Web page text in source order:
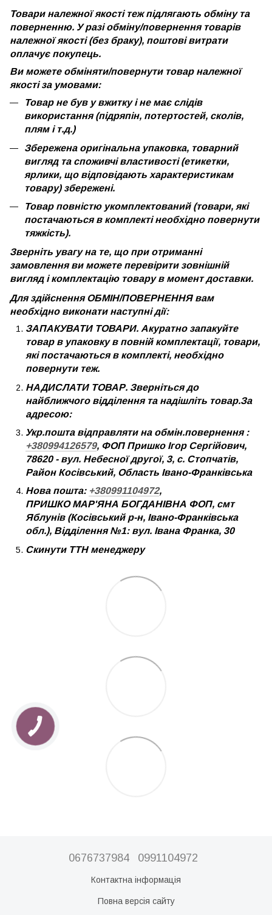
Товари належної якості теж підлягають обміну та
поверненню. У разі обміну/повернення товарів
належної якості (без браку), поштові витрати
оплачує покупець.
Ви можете обміняти/повернути товар належної
якості за умовами:
Товар не був у вжитку і не має слідів
використання (підряпін, потертостей, сколів,
плям і т.д.)
Збережена оригінальна упаковка, товарний
вигляд та споживчі властивості (етикетки,
ярлики, що відповідають характеристикам
товару) збережені.
Товар повністю укомплектований (товари, які
постачаються в комплекті необхідно повернути
тяжкість).
Зверніть увагу на те, що при отриманні
замовлення ви можете перевірити зовнішній
вигляд і комплектацію товару в момент доставки.
Для здійснення ОБМІН/ПОВЕРНЕННЯ вам
необхідно виконати наступні дії:
ЗАПАКУВАТИ ТОВАРИ. Акуратно запакуйте
товар в упаковку в повній комплектації, товари,
які постачаються в комплекті, необхідно
повернути теж.
НАДИСЛАТИ ТОВАР. Зверніться до
найближчого відділення та надішліть товар.За
адресою:
Укр.пошта відправляти на обмін.повернення :
+380994126579, ФОП Пришко Ігор Сергійович,
78620 - вул. Небесної другої, 3, с. Стопчатів,
Район Косівський, Область Івано-Франківська
Нова пошта: +380991104972,
ПРИШКО МАР'ЯНА БОГДАНІВНА ФОП, смт
Яблунів (Косівський р-н, Івано-Франківська
обл.), Відділення №1: вул. Івана Франка, 30
Скинути ТТН менеджеру
0676737984 0991104972
Контактна інформація
Повна версія сайту